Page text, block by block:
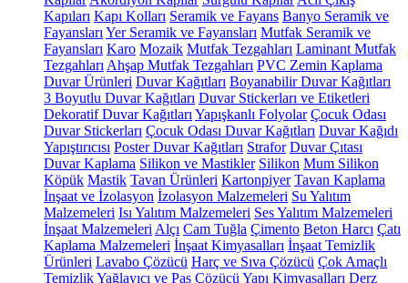
Kapıları Kapı Kolları Seramik ve Fayans Banyo Seramik ve
Fayansları Yer Seramik ve Fayansları Mutfak Seramik ve
Fayansları Karo Mozaik Mutfak Tezgahları Laminant Mutfak
Tezgahları Ahşap Mutfak Tezgahları PVC Zemin Kaplama
Duvar Ürünleri Duvar Kağıtları Boyanabilir Duvar Kağıtları
3 Boyutlu Duvar Kağıtları Duvar Stickerları ve Etiketleri
Dekoratif Duvar Kağıtları Yapışkanlı Folyolar Çocuk Odası
Duvar Stickerları Çocuk Odası Duvar Kağıtları Duvar Kağıdı
Yapıştırıcısı Poster Duvar Kağıtları Strafor Duvar Çıtası
Duvar Kaplama Silikon ve Mastikler Silikon Mum Silikon
Köpük Mastik Tavan Ürünleri Kartonpiyer Tavan Kaplama
İnşaat ve İzolasyon İzolasyon Malzemeleri Su Yalıtım
Malzemeleri Isı Yalıtım Malzemeleri Ses Yalıtım Malzemeleri
İnşaat Malzemeleri Alçı Cam Tuğla Çimento Beton Harcı Çatı
Kaplama Malzemeleri İnşaat Kimyasalları İnşaat Temizlik
Ürünleri Lavabo Çözücü Harç ve Sıva Çözücü Çok Amaçlı
TemizlikYağlayıcı ve Pas Çözücü Yapı Kimyasalları Derz